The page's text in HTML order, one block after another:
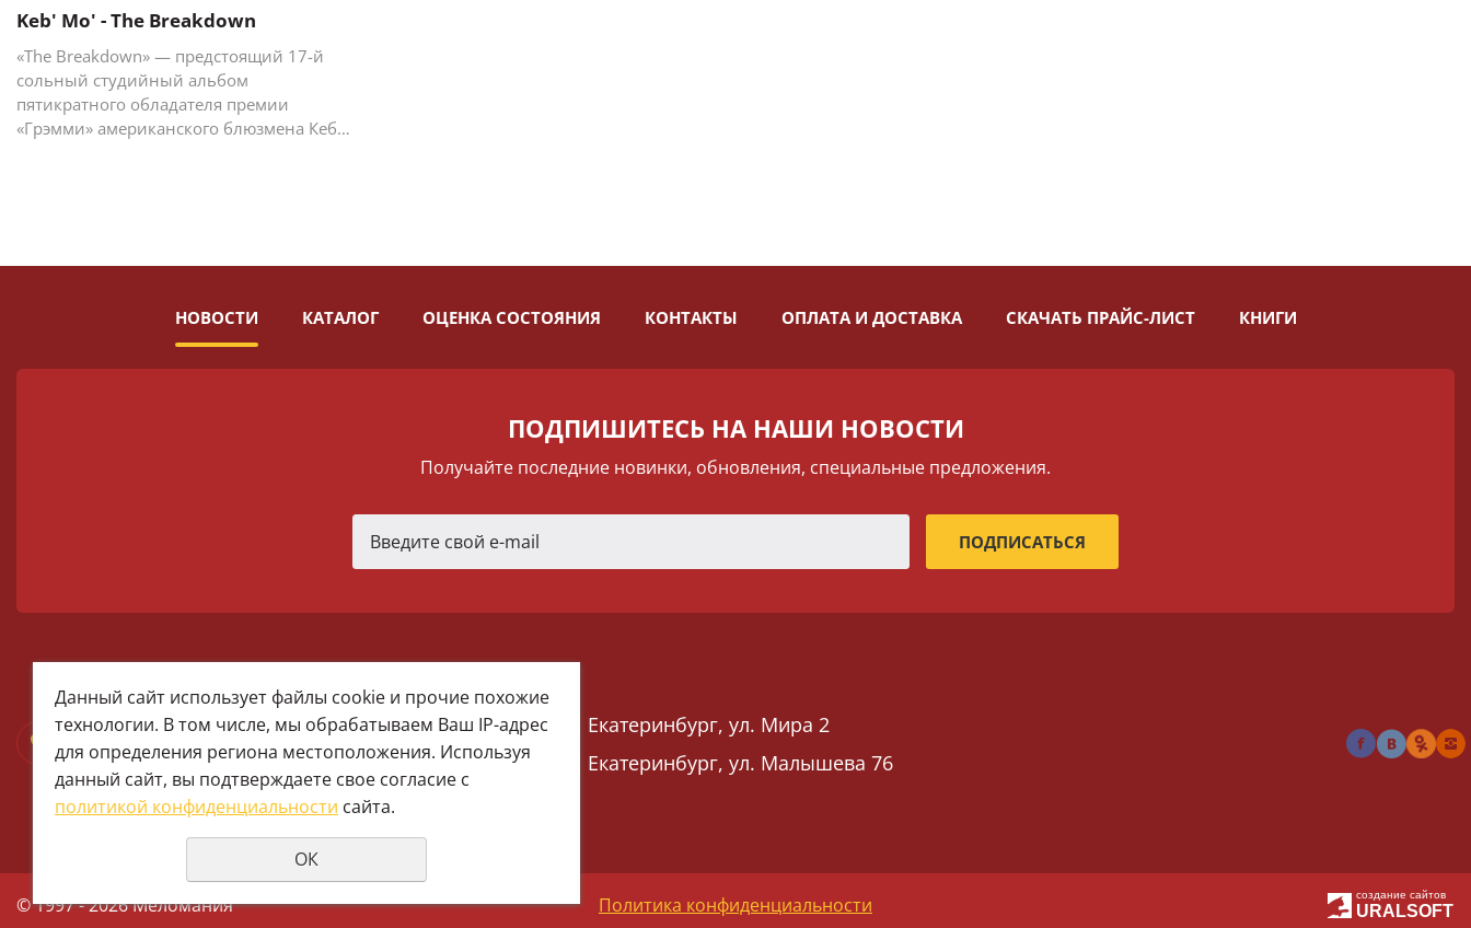
Keb' Mo' - The Breakdown
«The Breakdown» — предстоящий 17-й
сольный студийный альбом
пятикратного обладателя премии
«Грэмми» американского блюзмена Кеба
НОВОСТИ КАТАЛОГ ОЦЕНКА СОСТОЯНИЯ КОНТАКТЫ ОПЛАТА И ДОСТАВКА СКАЧАТЬ ПРАЙС-ЛИСТ КНИГИ
ПОДПИШИТЕСЬ НА НАШИ НОВОСТИ
Получайте последние новинки, обновления, специальные предложения.
+7 (922) 025-50-71 (MAX)
Тел:+7 (343) 374-15-67 (Мира 2)
Тел: +7 (343) 371-19-13 (Малышева 76)
+7 (922) 609-29-80 (MAX)
Екатеринбург, ул. Мира 2
Екатеринбург, ул. Малышева 76
© 1997 - 2026 Меломания Политика конфиденциальности создание сайтов
URALSOFT
Данный сайт использует файлы cookie и прочие похожие
технологии. В том числе, мы обрабатываем Ваш IP-адрес
для определения региона местоположения. Используя
данный сайт, вы подтверждаете свое согласие с
политикой конфиденциальности сайта.
ОК